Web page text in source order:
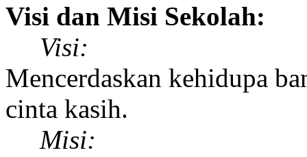
Visi dan Misi Sekolah:
Visi:
Mencerdaskan kehidupa
cinta kasih.
Misi: